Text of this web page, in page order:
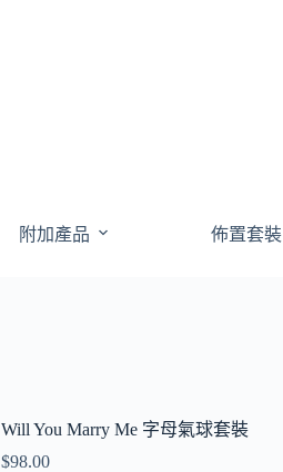
附加產品 佈置套裝
Will You Marry Me 字母氣球套裝
$98.00